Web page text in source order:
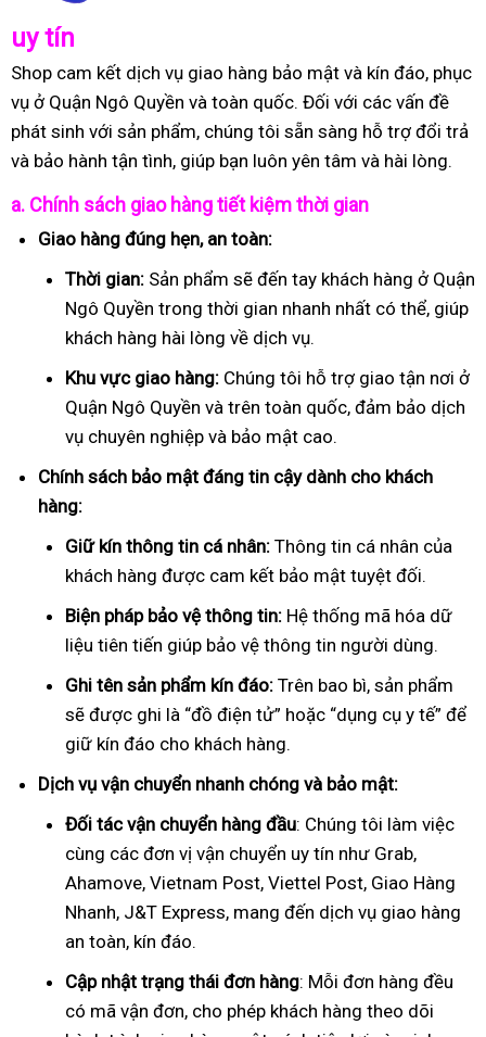
uy tín
Shop cam kết dịch vụ giao hàng bảo mật và kín đáo, phục
vụ ở Quận Ngô Quyền và toàn quốc. Đối với các vấn đề
phát sinh với sản phẩm, chúng tôi sẵn sàng hỗ trợ đổi trả
và bảo hành tận tình, giúp bạn luôn yên tâm và hài lòng.
a. Chính sách giao hàng tiết kiệm thời gian
Giao hàng đúng hẹn, an toàn:
Thời gian: Sản phẩm sẽ đến tay khách hàng ở Quận
Ngô Quyền trong thời gian nhanh nhất có thể, giúp
khách hàng hài lòng về dịch vụ.
Khu vực giao hàng: Chúng tôi hỗ trợ giao tận nơi ở
Quận Ngô Quyền và trên toàn quốc, đảm bảo dịch
vụ chuyên nghiệp và bảo mật cao.
Chính sách bảo mật đáng tin cậy dành cho khách
hàng:
Giữ kín thông tin cá nhân: Thông tin cá nhân của
khách hàng được cam kết bảo mật tuyệt đối.
Biện pháp bảo vệ thông tin: Hệ thống mã hóa dữ
liệu tiên tiến giúp bảo vệ thông tin người dùng.
Ghi tên sản phẩm kín đáo: Trên bao bì, sản phẩm
sẽ được ghi là “đồ điện tử” hoặc “dụng cụ y tế” để
giữ kín đáo cho khách hàng.
Dịch vụ vận chuyển nhanh chóng và bảo mật:
Đối tác vận chuyển hàng đầu: Chúng tôi làm việc
cùng các đơn vị vận chuyển uy tín như Grab,
Ahamove, Vietnam Post, Viettel Post, Giao Hàng
Nhanh, J&T Express, mang đến dịch vụ giao hàng
an toàn, kín đáo.
Cập nhật trạng thái đơn hàng: Mỗi đơn hàng đều
có mã vận đơn, cho phép khách hàng theo dõi